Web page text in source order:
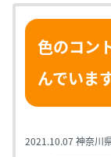
色のコン
んでいま
2021.10.07 神奈川